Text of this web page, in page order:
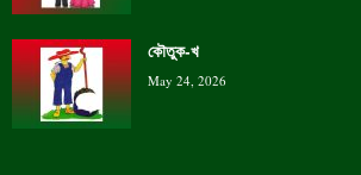
কৌতুক-খ
May 24, 2026